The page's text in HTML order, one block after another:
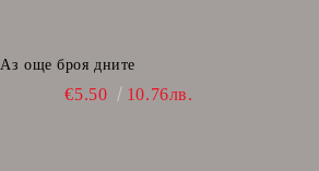
Аз още броя дните
€5.50 10.76лв.